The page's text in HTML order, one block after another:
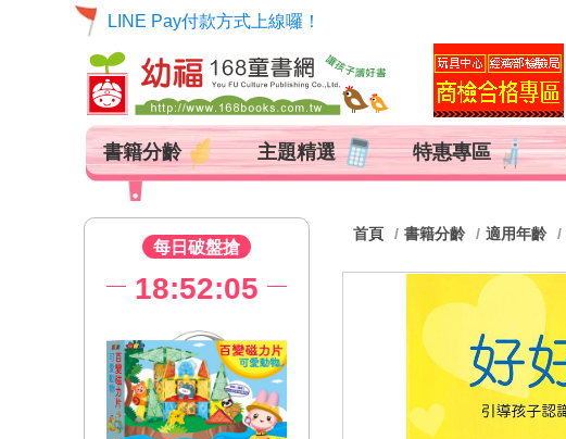
LINE Pay付款方式上線囉！
書籍分齡 主題精選 特惠專區
每日破盤搶
18:52:03
首頁 書籍分齡 適用年齡